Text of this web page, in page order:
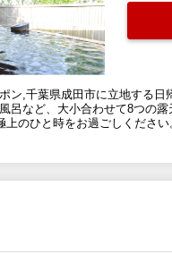
,千葉県成田市に立地する
呂など、大小合わせて8つの
のひと時をお過ごしくださ